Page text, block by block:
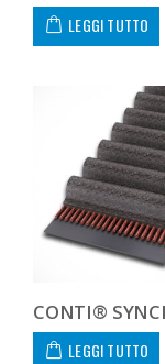
LEGGI TUTTO
LEGGI TUTTO